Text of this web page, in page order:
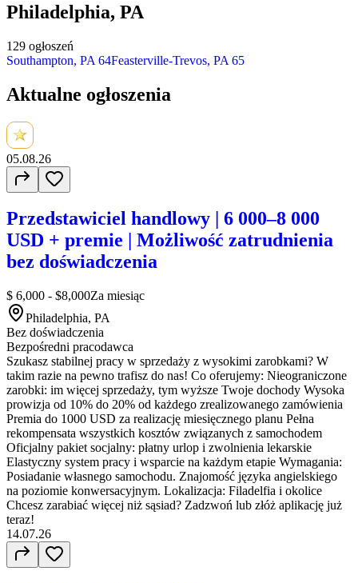
Philadelphia, PA
129 ogłoszeń
Southampton, PA 64Feasterville-Trevos, PA 65
Aktualne ogłoszenia
05.08.26
Przedstawiciel handlowy | 6 000–8 000
USD + premie | Możliwość zatrudnienia
bez doświadczenia
$ 6,000 - $8,000Za miesiąc
Philadelphia, PA
Bez doświadczenia
Bezpośredni pracodawca
Szukasz stabilnej pracy w sprzedaży z wysokimi zarobkami? W
takim razie na pewno trafisz do nas! Co oferujemy: Nieograniczone
zarobki: im więcej sprzedaży, tym wyższe Twoje dochody Wysoka
prowizja od 10% do 20% od każdego zrealizowanego zamówienia
Premia do 1000 USD za realizację miesięcznego planu Pełna
rekompensata wszystkich kosztów związanych z samochodem
Oficjalny pakiet socjalny: płatny urlop i zwolnienia lekarskie
Elastyczny system pracy i wsparcie na każdym etapie Wymagania:
Posiadanie własnego samochodu. Znajomość języka angielskiego
na poziomie konwersacyjnym. Lokalizacja: Filadelfia i okolice
Chcesz zarabiać więcej niż sąsiad? Zadzwoń lub złóż aplikację już
teraz!
14.07.26